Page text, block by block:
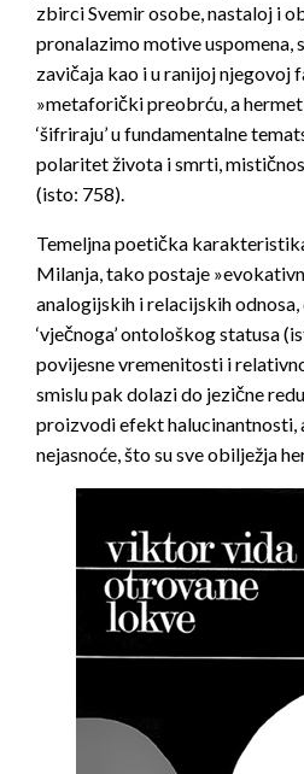
zbirciSvemir osobe, nastaloj i
pronalazimo motive uspomena,
zavičaja kao i u ranijoj njegovoj
»metaforički preobrću, a
‘šifriraju’ u fundamentalne
polaritet života i smrti,
(isto: 758).
Temeljna poetička
Milanja, tako postaje
analogijskih i relacijskih
‘vječnoga’ ontološkog statusa
povijesne vremenitosti i
smislu pak dolazi do jezične
proizvodi efekt halucinantnosti,
nejasnoće, što su sve obilježja